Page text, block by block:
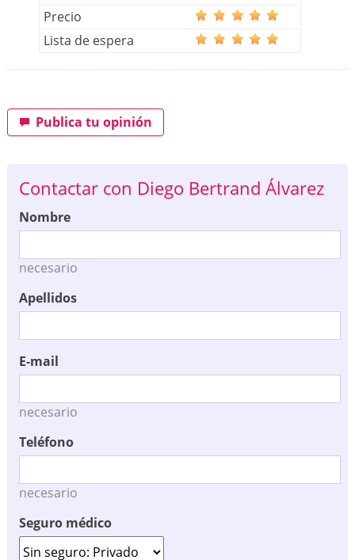
Precio
Lista de espera
Publica tu opinión
Contactar con Diego Bertrand Álvarez
Nombre
necesario
Apellidos
E-mail
necesario
Teléfono
necesario
Seguro médico